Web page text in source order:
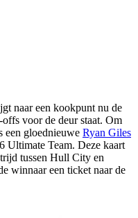
naar een kookpunt nu de
voor de deur staat. Om
een gloednieuwe Ryan Giles
Ultimate Team. Deze kaart
tussen Hull City en
winnaar een ticket naar de